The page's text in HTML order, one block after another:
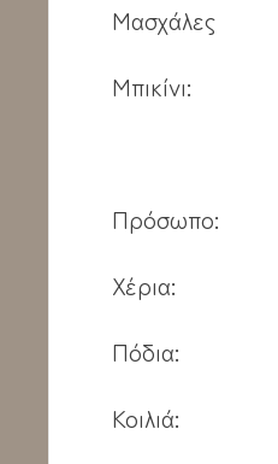
Μασχάλες
Μπικίνι:
Πρόσωπο:
Χέρια:
Πόδια:
Κοιλιά: